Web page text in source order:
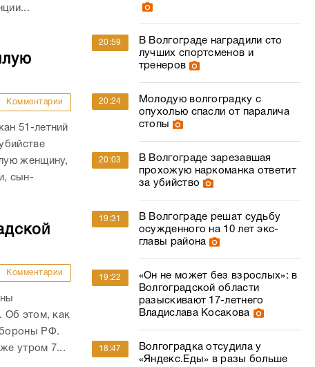
Комментарии
51-летний
женщину,
сын-
Комментарии
Об этом, как
РФ.
утром 7...
20:59
В Волгограде наградили сто
лучших спортсменов и
тренеров
20:24
Молодую волгоградку с
опухолью спасли от паралича
стопы
20:03
В Волгограде зарезавшая
прохожую наркоманка ответит
за убийство
19:31
В Волгограде решат судьбу
осужденного на 10 лет экс-
главы района
19:22
«Он не может без взрослых»: в
Волгоградской области
разыскивают 17-летнего
Владислава Косакова
18:47
Волгоградка отсудила у
«Яндекс.Еды» в разы больше